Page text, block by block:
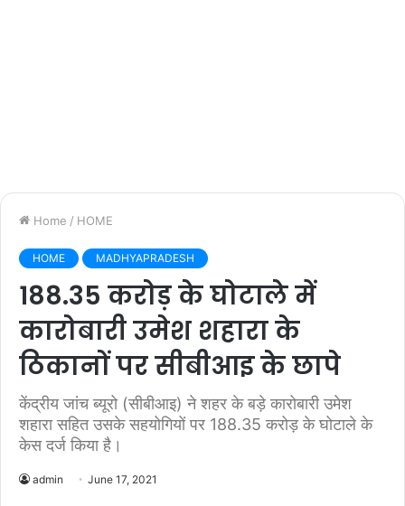
Home / HOME
HOME MADHYAPRADESH
188.35 करोड़ के घोटाले में
कारोबारी उमेश शहारा के
ठिकानों पर सीबीआइ के छापे
केंद्रीय जांच ब्यूरो (सीबीआइ) ने शहर के बड़े कारोबारी उमेश
शहारा सहित उसके सहयोगियों पर 188.35 करोड़ के घोटाले के
केस दर्ज किया है।
admin June 17, 2021